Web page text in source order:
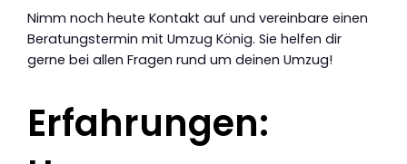
Nimm noch heute Kontakt auf und vereinbare einen
Beratungstermin mit Umzug König. Sie helfen dir
gerne bei allen Fragen rund um deinen Umzug!
Erfahrungen: